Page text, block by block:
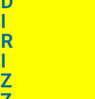
I
R
I
Z